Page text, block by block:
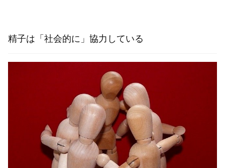
精子は「社会的に」協力している